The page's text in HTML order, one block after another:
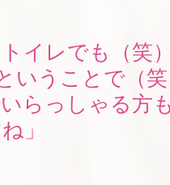
トイレでも（笑
いうことで（
らっしゃる方
」